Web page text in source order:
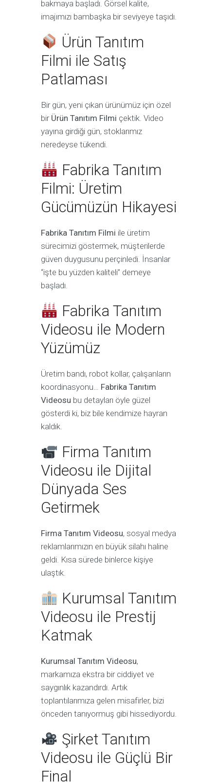
bakmaya başladı. Görsel kalite,
imajımızı bambaşka bir seviyeye taşıdı.
Ürün Tanıtım
Filmi ile Satış
Patlaması
Bir gün, yeni çıkan ürünümüz için özel
bir Ürün Tanıtım Filmi çektik. Video
yayına girdiği gün, stoklarımız
neredeyse tükendi.
Fabrika Tanıtım
Filmi: Üretim
Gücümüzün Hikayesi
Fabrika Tanıtım Filmi ile üretim
sürecimizi göstermek, müşterilerde
güven duygusunu perçinledi. İnsanlar
“işte bu yüzden kaliteli” demeye
başladı.
Fabrika Tanıtım
Videosu ile Modern
Yüzümüz
Üretim bandı, robot kollar, çalışanların
koordinasyonu… Fabrika Tanıtım
Videosu bu detayları öyle güzel
gösterdi ki, biz bile kendimize hayran
kaldık.
Firma Tanıtım
Videosu ile Dijital
Dünyada Ses
Getirmek
Firma Tanıtım Videosu, sosyal medya
reklamlarımızın en büyük silahı haline
geldi. Kısa sürede binlerce kişiye
ulaştık.
Kurumsal Tanıtım
Videosu ile Prestij
Katmak
Kurumsal Tanıtım Videosu,
markamıza ekstra bir ciddiyet ve
saygınlık kazandırdı. Artık
toplantılarımıza gelen misafirler, bizi
önceden tanıyormuş gibi hissediyordu.
Şirket Tanıtım
Videosu ile Güçlü Bir
Final